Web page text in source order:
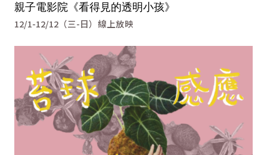
親子電影院《看得見的透明小孩》
12/1-12/12（三-日）線上放映